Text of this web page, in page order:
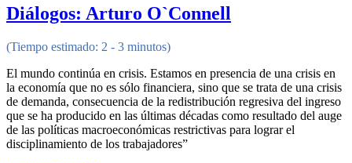
Diálogos: Arturo O`Connell
(Tiempo estimado: 2 - 3 minutos)
El mundo continúa en crisis. Estamos en presencia de una crisis en
la economía que no es sólo financiera, sino que se trata de una crisis
de demanda, consecuencia de la redistribución regresiva del ingreso
que se ha producido en las últimas décadas como resultado del auge
de las políticas macroeconómicas restrictivas para lograr el
disciplinamiento de los trabajadores”